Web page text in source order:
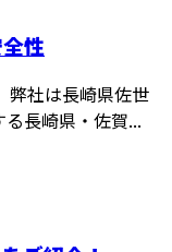
性
弊社は長崎県佐世
長崎県・佐賀...